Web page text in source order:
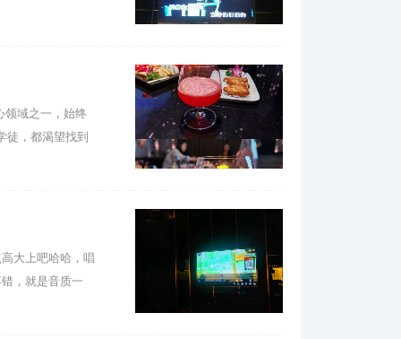
域之一，始终
徒，都渴望找到
大上吧哈哈，唱
，就是音质一